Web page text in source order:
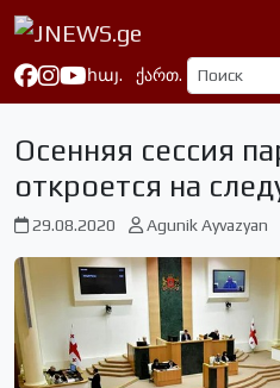
հայ. ქართ.
Осенняя сессия
откроется на
29.08.2020 Agunik Ayvazyan